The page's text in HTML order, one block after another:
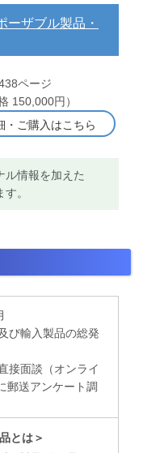
ーザブル製品・
ページ
150,000円）
・ご購入はこちら
情報を加えた
。
び輸入製品の総発
接面談（オンライ
郵送アンケート調
とは＞